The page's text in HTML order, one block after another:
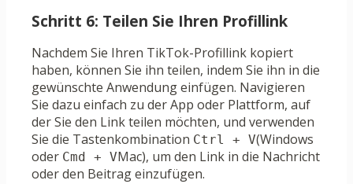
Schritt 6: Teilen Sie Ihren Profillink
Nachdem Sie Ihren TikTok-Profillink kopiert
haben, können Sie ihn teilen, indem Sie ihn in die
gewünschte Anwendung einfügen. Navigieren
Sie dazu einfach zu der App oder Plattform, auf
der Sie den Link teilen möchten, und verwenden
Sie die Tastenkombination Ctrl + V(Windows
oder Cmd + VMac), um den Link in die Nachricht
oder den Beitrag einzufügen.